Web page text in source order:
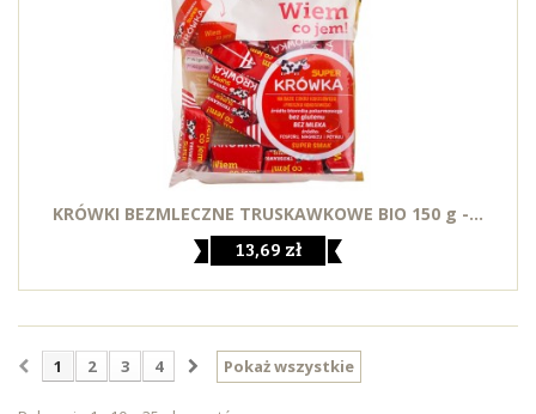
KRÓWKI BEZMLECZNE TRUSKAWKOWE BIO 150 g -...
13,69 zł
Pokaż wszystkie
1 2 3 4